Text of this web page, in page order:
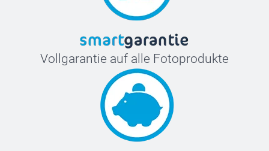
Vollgarantie auf alle Fotoprodukte